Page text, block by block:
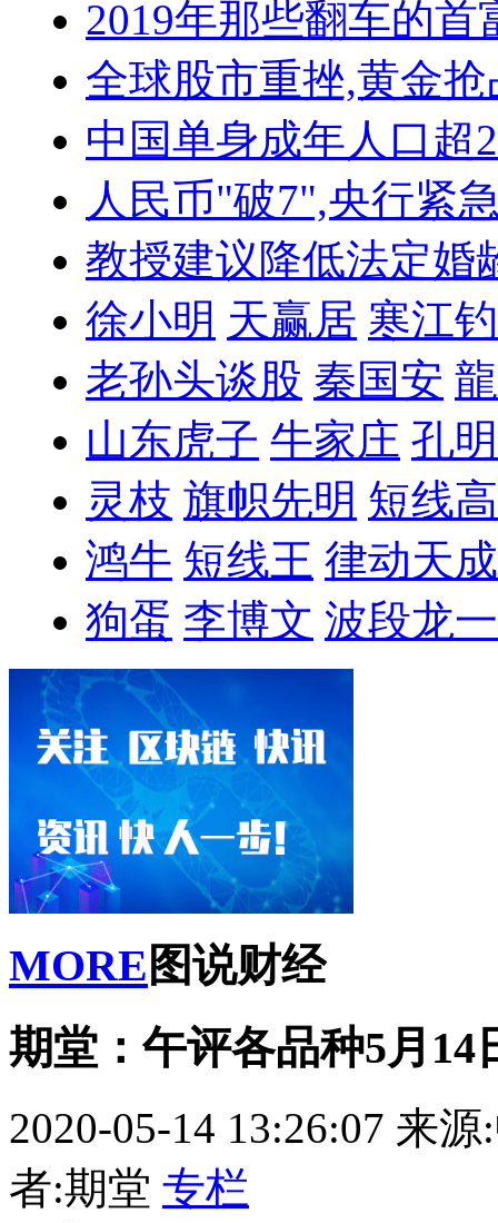
2019年那些翻车的首
全球股市重挫,黄金抢
中国单身成年人口超
人民币"破7",央行紧
教授建议降低法定婚
徐小明 天赢居 寒江
老孙头谈股 秦国安
山东虎子 牛家庄 孔
灵枝 旗帜先明 短线
鸿牛 短线王 律动天成
狗蛋 李博文 波段龙一
MORE 图说财经
期堂：午评各品种5月14
2020-05-14 13:26:07 来源
者:期堂 专栏